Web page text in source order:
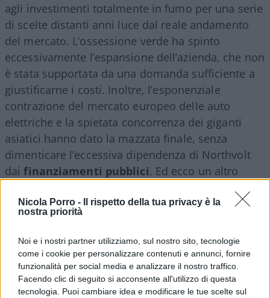
Nicola Porro -
Il rispetto della tua privacy è la
nostra priorità
Noi e i nostri partner utilizziamo, sul nostro sito, tecnologie
come i cookie per personalizzare contenuti e annunci, fornire
funzionalità per social media e analizzare il nostro traffico.
Facendo clic di seguito si acconsente all'utilizzo di questa
tecnologia. Puoi cambiare idea e modificare le tue scelte sul
agli investimenti totalmente in fumo per una serie
di scelte distanti anni luce dal reale andamento
del mercato. L’ossessione verde ha spinto
eccessivamente l’espansione dell’azienda, che non
è stata supportata da una domanda sufficiente a
giustificarne i costi. Inoltre, l’esponenziale
contrazione del mercato europeo delle auto
elettriche e la spietata concorrenza dei giganti
asiatici hanno dato la mazzata finale, senza
dimenticare l’eccessiva dipendenza di Northvolt
daifinanziamenti pubblici. Ed ecco un altro
Auto elettriche, il mito green condannato dal
mercato